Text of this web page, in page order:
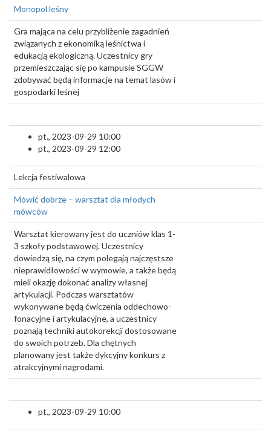
Monopol leśny
Gra mająca na celu przybliżenie zagadnień
związanych z ekonomiką leśnictwa i
edukacją ekologiczną. Uczestnicy gry
przemieszczając się po kampusie SGGW
zdobywać będą informacje na temat lasów i
gospodarki leśnej
pt., 2023-09-29 10:00
pt., 2023-09-29 12:00
Lekcja festiwalowa
Mówić dobrze – warsztat dla młodych
mówców
Warsztat kierowany jest do uczniów klas 1-
3 szkoły podstawowej. Uczestnicy
dowiedzą się, na czym polegają najczęstsze
nieprawidłowości w wymowie, a także będą
mieli okazję dokonać analizy własnej
artykulacji. Podczas warsztatów
wykonywane będą ćwiczenia oddechowo-
fonacyjne i artykulacyjne, a uczestnicy
poznają techniki autokorekcji dostosowane
do swoich potrzeb. Dla chętnych
planowany jest także dykcyjny konkurs z
atrakcyjnymi nagrodami.
pt., 2023-09-29 10:00